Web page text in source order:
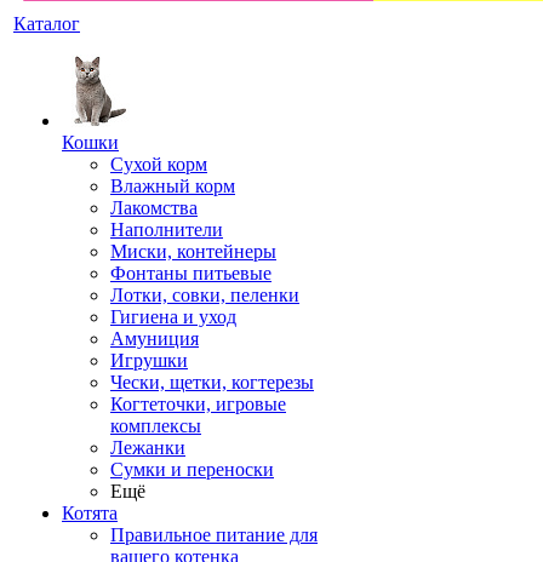
Каталог
Кошки
Сухой корм
Влажный корм
Лакомства
Наполнители
Миски, контейнеры
Фонтаны питьевые
Лотки, совки, пеленки
Гигиена и уход
Амуниция
Игрушки
Чески, щетки, когтерезы
Когтеточки, игровые
комплексы
Лежанки
Сумки и переноски
Ещё
Котята
Правильное питание для
вашего котенка